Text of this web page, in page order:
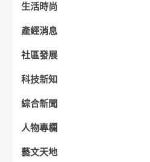
生活時尚
產經消息
社區發展
科技新知
綜合新聞
人物專欄
藝文天地